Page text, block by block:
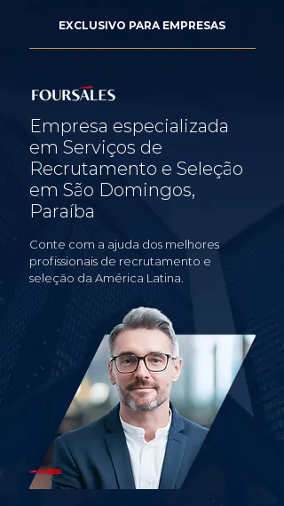
EXCLUSIVO PARA EMPRESAS
Empresa especializada
em Serviços de
Recrutamento e Seleção
em São Domingos,
Paraíba
Conte com a ajuda dos melhores
profissionais de recrutamento e
seleção da América Latina.